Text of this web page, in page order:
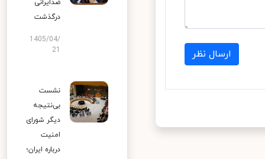
ارسال نظر
ضدایرانی
درگذشت
1405/04/
نشست
بی‌نتیجه
دیگر شورای
امنیت
درباره ایران؛